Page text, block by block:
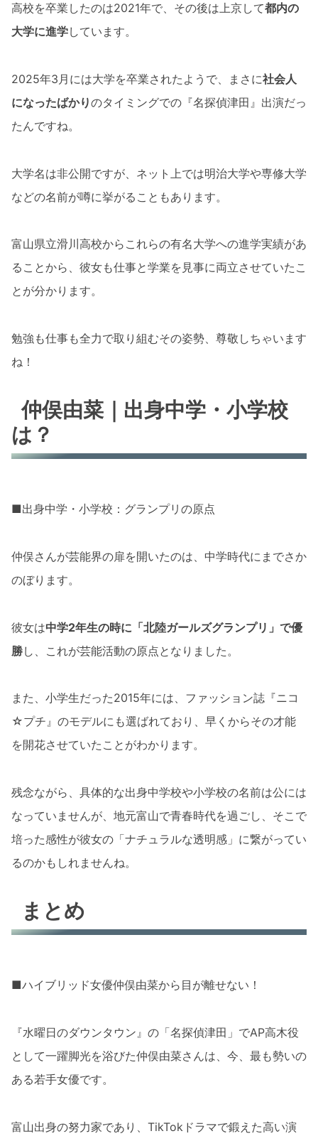
高校を卒業したのは2021年で、その後は上京して都内の
大学に進学しています。
2025年3月には大学を卒業されたようで、まさに社会人
になったばかりのタイミングでの『名探偵津田』出演だっ
たんですね。
大学名は非公開ですが、ネット上では明治大学や専修大学
などの名前が噂に挙がることもあります。
富山県立滑川高校からこれらの有名大学への進学実績があ
ることから、彼女も仕事と学業を見事に両立させていたこ
とが分かります。
勉強も仕事も全力で取り組むその姿勢、尊敬しちゃいます
ね！
仲俣由菜｜出身中学・小学校
は？
■出身中学・小学校：グランプリの原点
仲俣さんが芸能界の扉を開いたのは、中学時代にまでさか
のぼります。
彼女は中学2年生の時に「北陸ガールズグランプリ」で優
勝し、これが芸能活動の原点となりました。
また、小学生だった2015年には、ファッション誌『ニコ
☆プチ』のモデルにも選ばれており、早くからその才能
を開花させていたことがわかります。
残念ながら、具体的な出身中学校や小学校の名前は公には
なっていませんが、地元富山で青春時代を過ごし、そこで
培った感性が彼女の「ナチュラルな透明感」に繋がってい
るのかもしれませんね。
まとめ
■ハイブリッド女優仲俣由菜から目が離せない！
『水曜日のダウンタウン』の「名探偵津田」でAP高木役
として一躍脚光を浴びた仲俣由菜さんは、今、最も勢いの
ある若手女優です。
富山出身の努力家であり、TikTokドラマで鍛えた高い演